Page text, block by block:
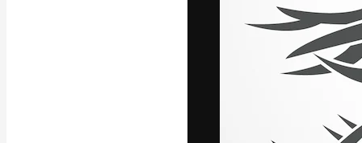
Copyright ©